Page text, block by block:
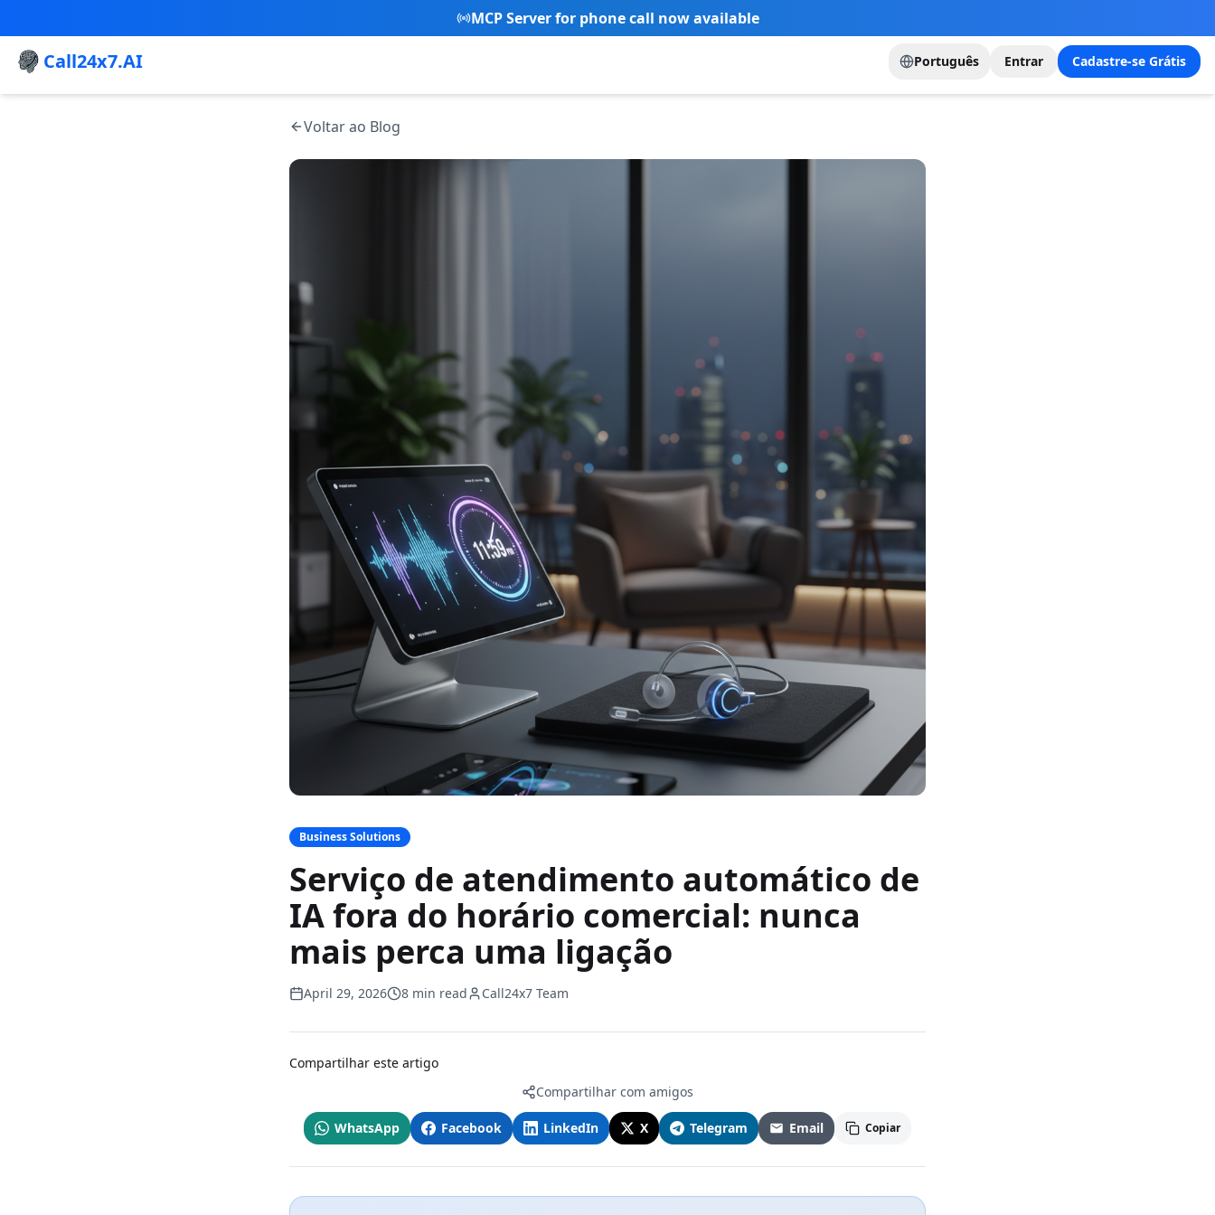
MCP Server for phone call now available
Call24x7.AI Português Entrar Cadastre-se Grátis
Voltar ao Blog
Business Solutions
Serviço de atendimento automático de
IA fora do horário comercial: nunca
mais perca uma ligação
April 29, 2026 8 min read Call24x7 Team
Compartilhar este artigo
Compartilhar com amigos
WhatsApp Facebook LinkedIn X Telegram Email Copiar